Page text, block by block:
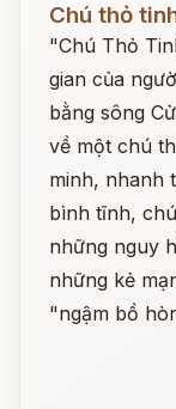
Chú thỏ
"Chú Thỏ
gian của
bằng sông
về một chú
minh, nhanh
bình tĩnh,
những nguy
những kẻ
"ngậm bồ